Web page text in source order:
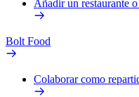
Añadir un restaurante
Bolt Food
Colaborar como